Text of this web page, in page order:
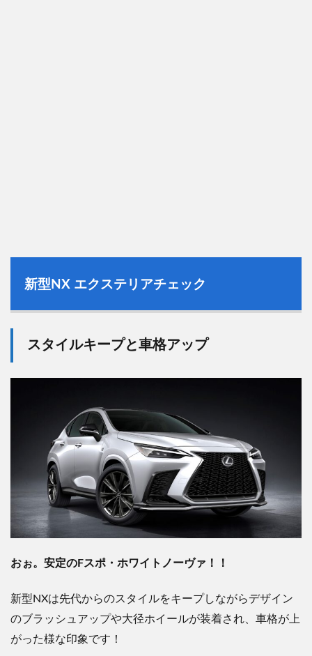
新型 NX エクステリアチェック
スタイルキープと車格アップ
おぉ。安定のFスポ・ホワイトノーヴァ！！
新型NXは先代からのスタイルをキープしながらデザイン
のブラッシュアップや大径ホイールが装着され、車格が上
がった様な印象です！